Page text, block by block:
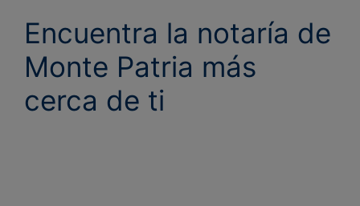
Encuentra la notaría de
Monte Patria más
cerca de ti